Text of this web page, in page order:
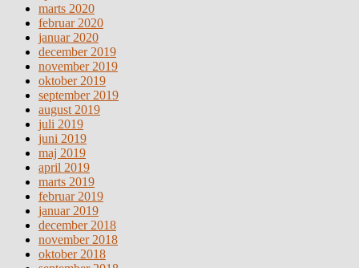
marts 2020
februar 2020
januar 2020
december 2019
november 2019
oktober 2019
september 2019
august 2019
juli 2019
juni 2019
maj 2019
april 2019
marts 2019
februar 2019
januar 2019
december 2018
november 2018
oktober 2018